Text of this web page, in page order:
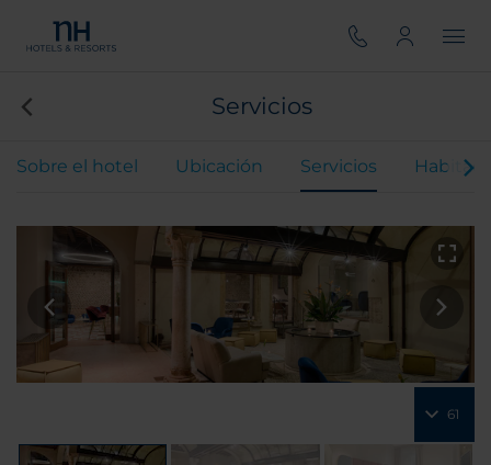
Servicios
Sobre el hotel Ubicación Servicios
61